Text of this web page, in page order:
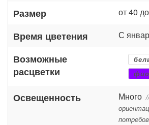
Размер от 40
Время цветения С
Возможные
расцветки
Освещенность Много